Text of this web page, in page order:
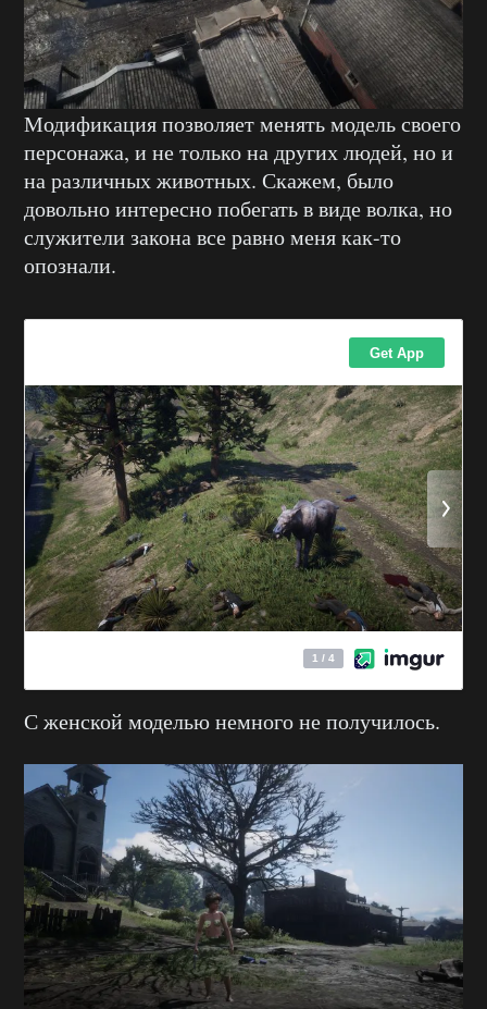
Модификация позволяет менять модель своего
персонажа, и не только на других людей, но и
на различных животных. Скажем, было
довольно интересно побегать в виде волка, но
служители закона все равно меня как-то
опознали.
С женской моделью немного не получилось.